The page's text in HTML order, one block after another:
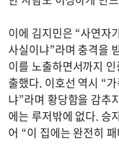
이에 김지민은 “사연자
사실이냐”라며 충격을
이를 노출하면서까지
출했다. 이호선 역시 “
냐”라며 황당함을 감추
에는 루저밖에 없다. 승
어 “이 집에는 완전히